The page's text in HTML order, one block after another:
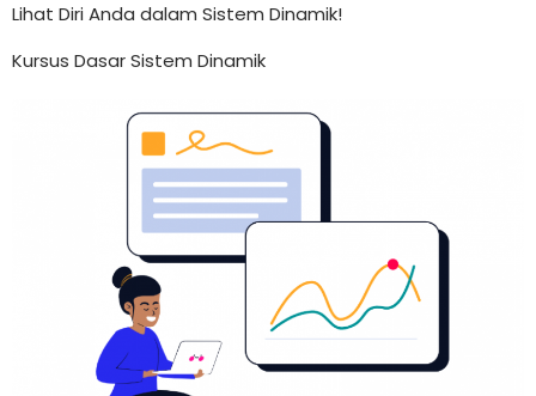
Lihat Diri Anda dalam Sistem Dinamik!
Kursus Dasar Sistem Dinamik